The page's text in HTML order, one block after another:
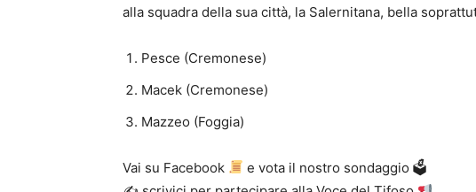
alla squadra della sua città, la Salernitana, bella
Pesce (Cremonese)
Macek (Cremonese)
Mazzeo (Foggia)
Vai su Facebook
e vota il nostro sondaggio 🗳